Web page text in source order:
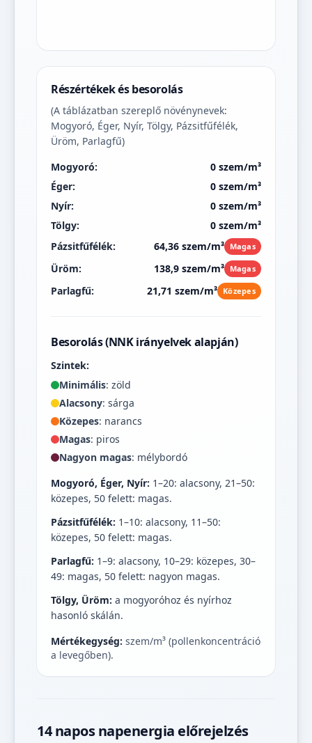
Részértékek és besorolás
(A táblázatban szereplő növénynevek:
Mogyoró, Éger, Nyír, Tölgy, Pázsitfűfélék,
Üröm, Parlagfű)
Mogyoró:
0 szem/m³
Éger:
0 szem/m³
Nyír:
0 szem/m³
Tölgy:
0 szem/m³
Pázsitfűfélék:
64,36 szem/m³ Magas
Üröm: 138,9 szem/m³ Magas
Parlagfű: 21,71 szem/m³ Közepes
Besorolás (NNK irányelvek alapján)
Szintek:
Minimális: zöld
Alacsony: sárga
Közepes: narancs
Magas: piros
Nagyon magas: mélybordó
Mogyoró, Éger, Nyír: 1–20: alacsony, 21–50:
közepes, 50 felett: magas.
Pázsitfűfélék: 1–10: alacsony, 11–50:
közepes, 50 felett: magas.
Parlagfű: 1–9: alacsony, 10–29: közepes, 30–
49: magas, 50 felett: nagyon magas.
Tölgy, Üröm: a mogyoróhoz és nyírhoz
hasonló skálán.
Mértékegység: szem/m³ (pollenkoncentráció
a levegőben).
14 napos napenergia előrejelzés